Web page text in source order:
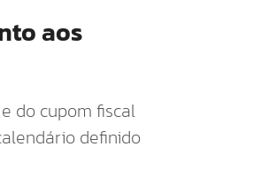
aos
do cupom fiscal
definido